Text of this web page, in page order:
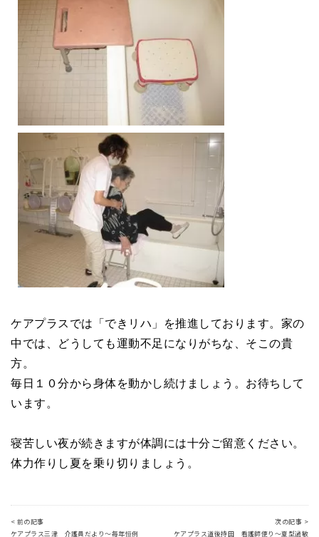
ケアプラスでは「できリハ」を推進しております。家の
中では、どうしても運動不足になりがちな、そこの貴
方。
毎日１０分から身体を動かし続けましょう。お待ちして
います。
寝苦しい夜が続きますが体調には十分ご留意ください。
体力作りし夏を乗り切りましょう。
< 前の記事
ケアプラス三津 介護員だより～毎年恒例
次の記事 >
ケアプラス道後持田 看護師便り～夏型過敏